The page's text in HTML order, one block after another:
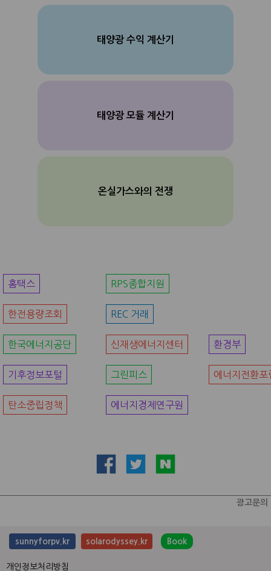
태양광 수익 계산기
태양광 모듈 계산기
온실가스와의 전쟁
홈택스 RPS종합지원
한전용량조회 REC 거래
한국에너지공단 신재생에너지센터 환경부
기후정보포털 그린피스 에너지전환포
탄소중립정책 에너지경제연구원
광고문의
sunnyforpv.kr solarodyssey.kr Book
개인정보처리방침